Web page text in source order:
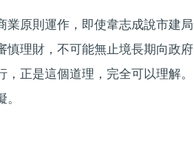
業原則運作，即使韋志成說市建局
慎理財，不可能無止境長期向政府
正是這個道理，完全可以理解。